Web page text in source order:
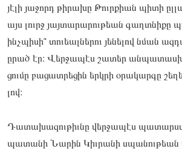
յէլի յա­ջորդ թի­րախը Թուրքիան պի­տի
այս լուրջ յայ­տա­րարու­թեան գաղտնի­քը
ինչպի­սի՞ տո­ւեալ­նե­րու յե­նելով նման
ըրած էր։ Վեր­ջա­պէս շա­տեր
ցումը բա­ցատ­րե­ցին երկրի օրա­կար­գը
լով։
Դա­տախա­զու­թիւնը վեր­ջա­պէս
պա­տանի Նա­րին Կիւ­րա­նի սպա­նու­թեան